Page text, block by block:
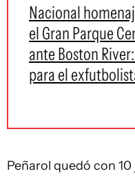
Nacional
el Gran Parque
ante Boston
para el
Peñarol quedó con